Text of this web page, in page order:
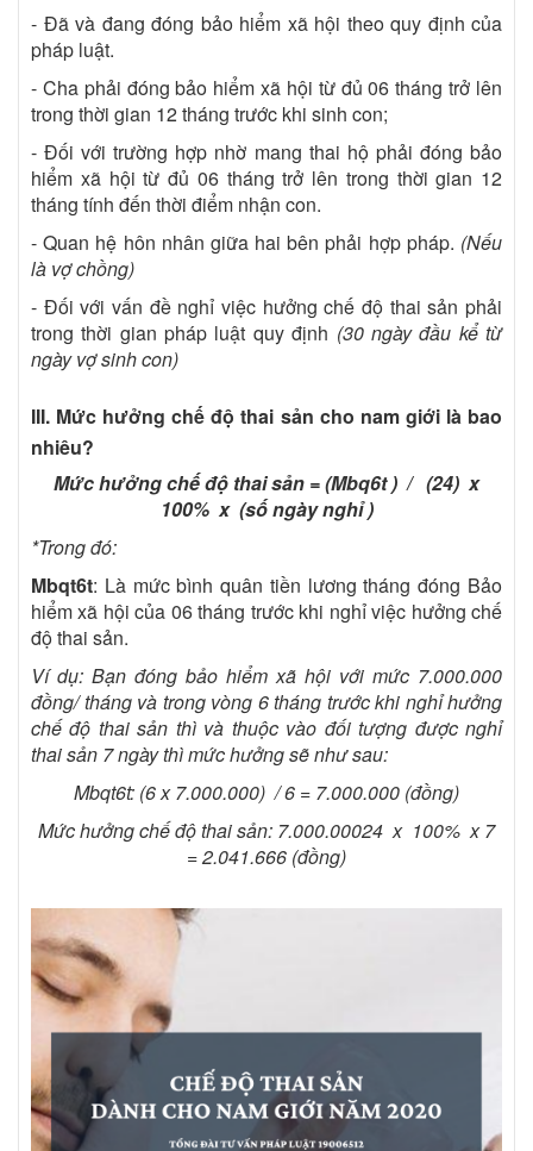
- Đã và đang đóng bảo hiểm xã hội theo quy định của
pháp luật.
- Cha phải đóng bảo hiểm xã hội từ đủ 06 tháng trở lên
trong thời gian 12 tháng trước khi sinh con;
- Đối với trường hợp nhờ mang thai hộ phải đóng bảo
hiểm xã hội từ đủ 06 tháng trở lên trong thời gian 12
tháng tính đến thời điểm nhận con.
- Quan hệ hôn nhân giữa hai bên phải hợp pháp. (Nếu
là vợ chồng)
- Đối với vấn đề nghỉ việc hưởng chế độ thai sản phải
trong thời gian pháp luật quy định (30 ngày đầu kể từ
ngày vợ sinh con)
III. Mức hưởng chế độ thai sản cho nam giới là bao
nhiêu?
Mức hưởng chế độ thai sản = (Mbq6t ) / (24) x
100% x (số ngày nghỉ )
*Trong đó:
Mbqt6t: Là mức bình quân tiền lương tháng đóng Bảo
hiểm xã hội của 06 tháng trước khi nghỉ việc hưởng chế
độ thai sản.
Ví dụ: Bạn đóng bảo hiểm xã hội với mức 7.000.000
đồng/ tháng và trong vòng 6 tháng trước khi nghỉ hưởng
chế độ thai sản thì và thuộc vào đối tượng được nghỉ
thai sản 7 ngày thì mức hưởng sẽ như sau:
Mbqt6t: (6 x 7.000.000) / 6 = 7.000.000 (đồng)
Mức hưởng chế độ thai sản: 7.000.00024 x 100% x 7
= 2.041.666 (đồng)